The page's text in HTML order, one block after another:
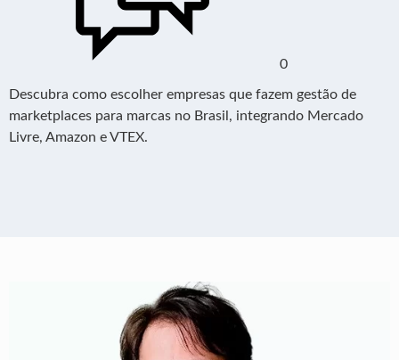
0
Descubra como escolher empresas que fazem gestão de
marketplaces para marcas no Brasil, integrando Mercado
Livre, Amazon e VTEX.